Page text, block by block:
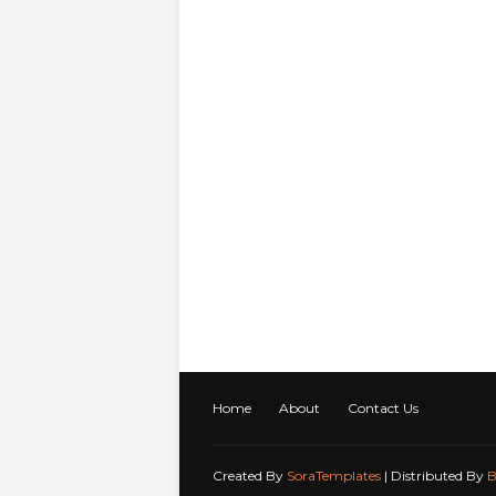
Home About Contact Us
Created By SoraTemplates | Distributed By